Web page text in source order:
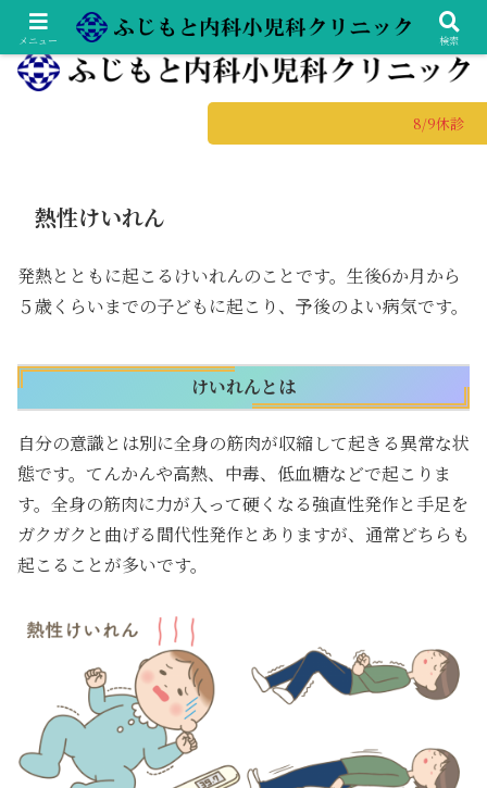
土日診療の総合内科専門医・小児科専門医
8/9休
熱性けいれん
発熱とともに起こるけいれんのことです。生後6か月から
５歳くらいまでの子どもに起こり、予後のよい病気です。
けいれんとは
自分の意識とは別に全身の筋肉が収縮して起きる異常な状
態です。てんかんや高熱、中毒、低血糖などで起こりま
す。全身の筋肉に力が入って硬くなる強直性発作と手足を
ガクガクと曲げる間代性発作とありますが、通常どちらも
起こることが多いです。
メニュー 検索